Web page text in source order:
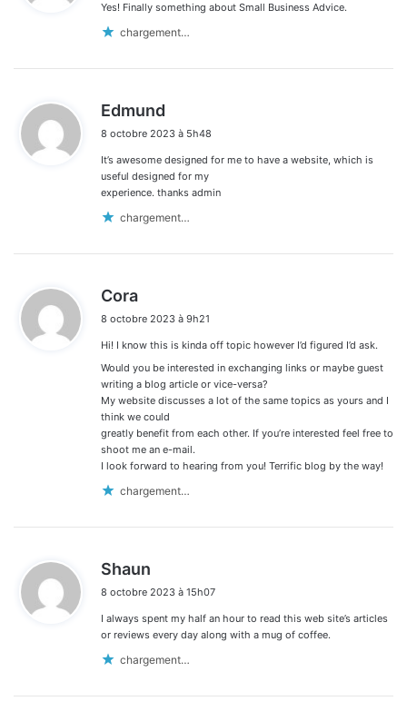
Yes! Finally something about Small Business Advice.
chargement…
Edmund
t
:
8 octobre 2023 à 5h48
It’s awesome designed for me to have a website, which is
useful designed for my
experience. thanks admin
chargement…
Cora
t
8 octobre 2023 à 9h21
Hi! I know this is kinda off topic however I’d figured I’d ask.
Would you be interested in exchanging links or maybe guest
writing a blog article or vice-versa?
My website discusses a lot of the same topics as yours and I
think we could
greatly benefit from each other. If you’re interested feel free to
shoot me an e-mail.
I look forward to hearing from you! Terrific blog by the way!
chargement…
Shaun
t
:
8 octobre 2023 à 15h07
I always spent my half an hour to read this web site’s articles
or reviews every day along with a mug of coffee.
chargement…